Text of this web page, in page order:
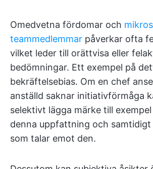
Omedvetna fördomar och
teammedlemmar påverkar ofta
vilket leder till orättvisa eller
bedömningar. Ett exempel på
bekräftelsebias. Om en chef
anställd saknar initiativförmåga
selektivt lägga märke till
denna uppfattning och samtidigt
som talar emot den.